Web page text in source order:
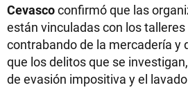
Cevascoconfirmó que las
están vinculadas con los
contrabando de la mercadería y
que los delitos que se
de evasión impositiva y el